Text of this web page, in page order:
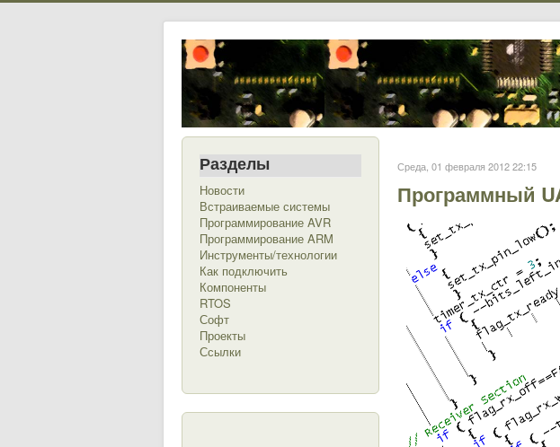
Разделы
Новости
Встраиваемые системы
Программирование AVR
Программирование ARM
Инструменты/технологии
Как подключить
Компоненты
RTOS
Софт
Проекты
Ссылки
Среда, 01 февраля 2012 22:15
Программный